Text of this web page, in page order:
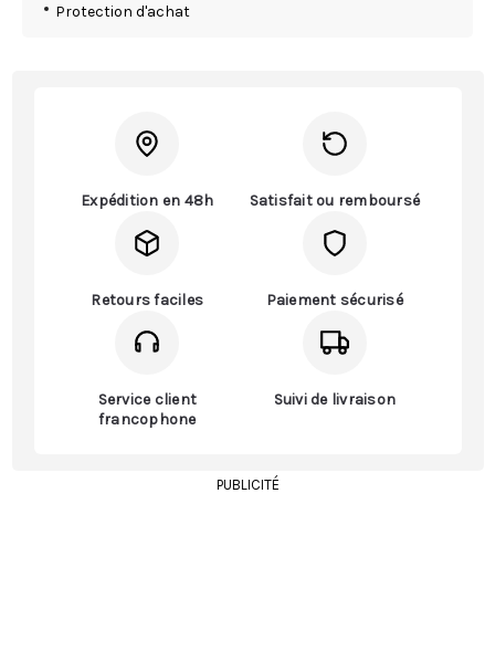
Protection d'achat
Expédition en 48h Satisfait ou remboursé
Retours faciles Paiement sécurisé
Service client
francophone
Suivi de livraison
PUBLICITÉ